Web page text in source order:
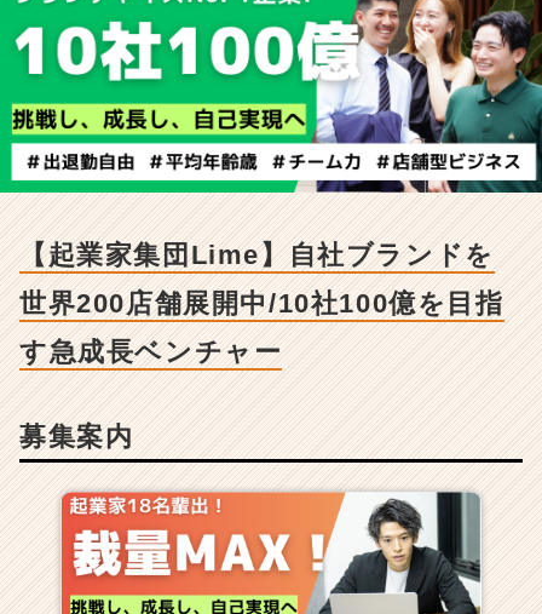
e】
自
社
ブ
ン
ド
を
世
界
2
展
中/
1
0
【起業家集団Lime】自社ブランドを
世界200店舗展開中/10社100億を目指
す急成長ベンチャー
募集案内